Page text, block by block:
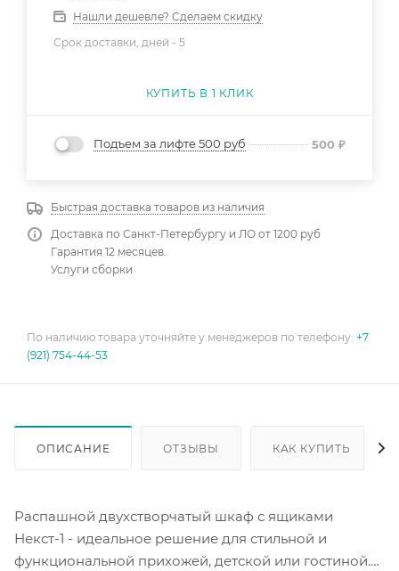
Нашли дешевле? Сделаем скидку
Срок доставки, дней - 5
КУПИТЬ В 1 КЛИК
Подъем за лифте 500 руб 500 ₽
Быстрая доставка товаров из наличия
Доставка по Санкт-Петербургу и ЛО от 1200 руб
Гарантия 12 месяцев.
Услуги сборки
По наличию товара уточняйте у менеджеров по телефону: +7
(921) 754-44-53
ОПИСАНИЕ ОТЗЫВЫ КАК КУПИТЬ
Распашной двухстворчатый шкаф с ящиками
Некст-1 - идеальное решение для стильной и
функциональной прихожей, детской или гостиной.